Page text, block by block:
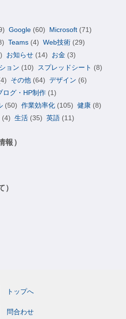
Google (60) Microsoft (71)
Teams (4) Web技術 (29)
お知らせ (14) お金 (3)
ョン (10) スプレッドシート (8)
その他 (64) デザイン (6)
ログ・HP制作 (1)
(50) 作業効率化 (105) 健康 (8)
(4) 生活 (35) 英語 (11)
報）
）
トップへ
問合わせ